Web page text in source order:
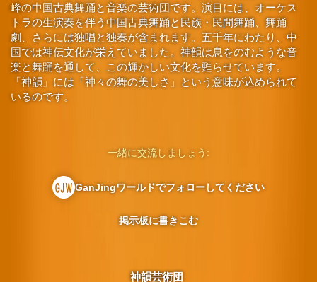
峰の中国古典舞踊と音楽の芸術団です。演目には、オーケス
トラの生演奏を伴う中国古典舞踊と民族・民間舞踊、舞踊
劇、さらには独唱と独奏が含まれます。五千年にわたり、中
国では神伝文化が栄えていました。神韻は息をのむような音
楽と舞踊を通して、この輝かしい文化を甦らせています。
「神韻」には「神々の舞の美しさ」という意味が込められて
いるのです。
神韻芸術団
一緒に交流しましょう:
GanJingワールドでフォローしてください
掲示板に書きこむ